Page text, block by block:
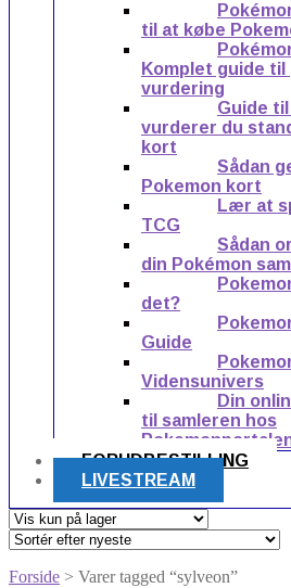
til at købe
Komplet guide til
vurdering
Guide
vurderer du
kort
Sådan
Pokemon kort
Lær at
TCG
Sådan
din Pokémon
det?
Guide
Vidensunivers
Din
til samleren hos
FORUDBESTILLING
LIVESTREAM
Forside > Varer tagged “sylveon”